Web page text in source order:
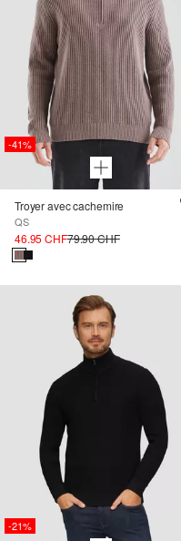
-41%
Troyer avec cachemire
QS
46.95 CHF79.90 CHF
-21%